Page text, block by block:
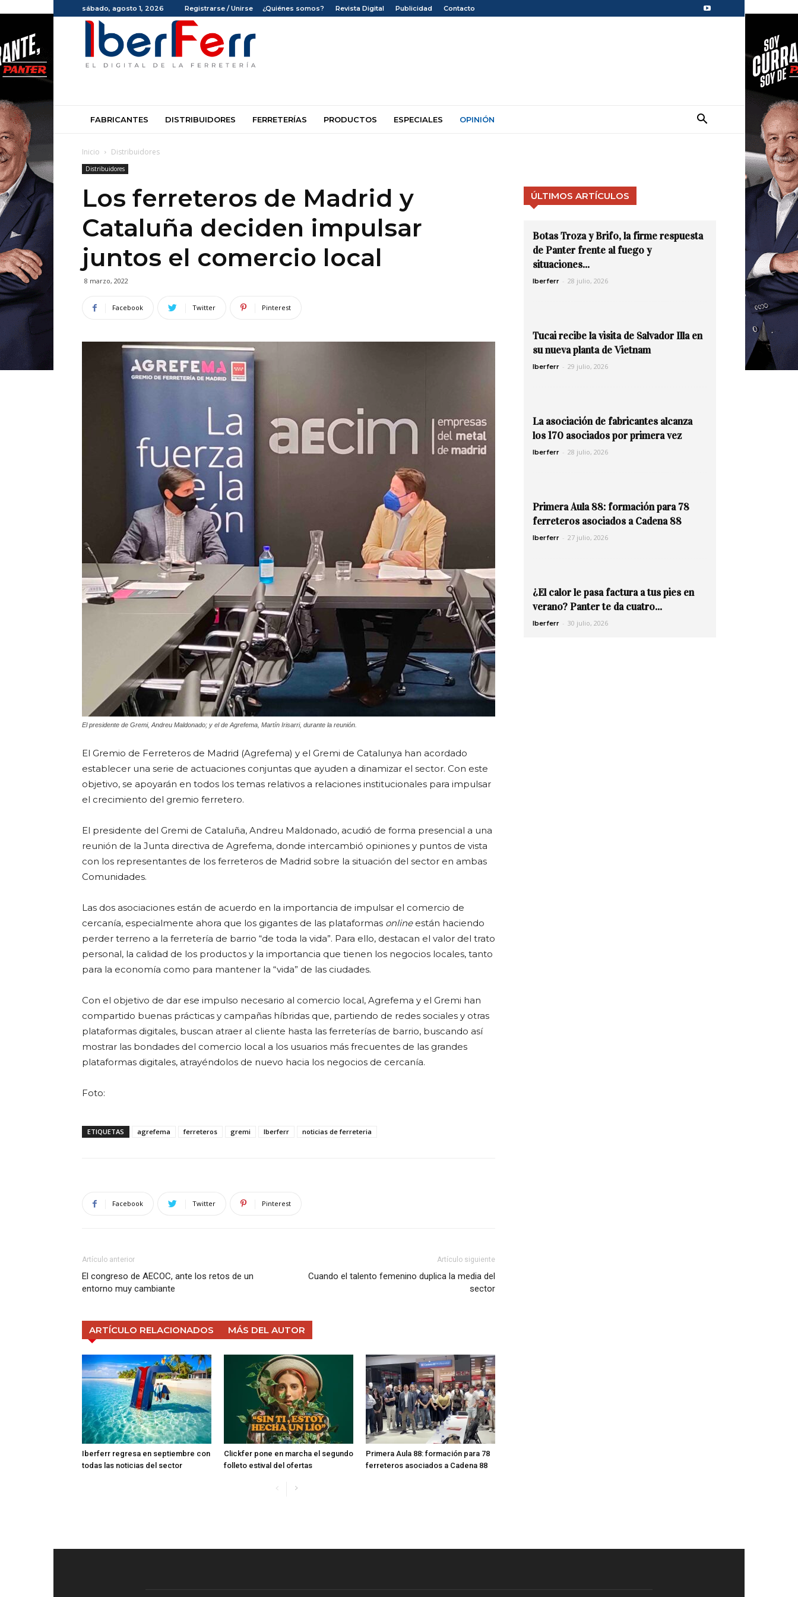
sábado, agosto 1, 2026 Registrarse / Unirse ¿Quiénes somos? Revista Digital Publicidad Contacto
Iberferr
FABRICANTES DISTRIBUIDORES FERRETERÍAS PRODUCTOS ESPECIALES OPINIÓN
Inicio Distribuidores
Distribuidores
Los ferreteros de Madrid y
Cataluña deciden impulsar
juntos el comercio local
8 marzo, 2022
Facebook Twitter Pinterest
El presidente de Gremi, Andreu Maldonado; y el de Agrefema, Martín Irisarri, durante la reunión.
El Gremio de Ferreteros de Madrid (Agrefema) y el Gremi de Catalunya han acordado
establecer una serie de actuaciones conjuntas que ayuden a dinamizar el sector. Con este
objetivo, se apoyarán en todos los temas relativos a relaciones institucionales para impulsar
el crecimiento del gremio ferretero.
El presidente del Gremi de Cataluña, Andreu Maldonado, acudió de forma presencial a una
reunión de la Junta directiva de Agrefema, donde intercambió opiniones y puntos de vista
con los representantes de los ferreteros de Madrid sobre la situación del sector en ambas
Comunidades.
Las dos asociaciones están de acuerdo en la importancia de impulsar el comercio de
cercanía, especialmente ahora que los gigantes de las plataformas onlineestán haciendo
perder terreno a la ferretería de barrio “de toda la vida”. Para ello, destacan el valor del trato
personal, la calidad de los productos y la importancia que tienen los negocios locales, tanto
para la economía como para mantener la “vida” de las ciudades.
Con el objetivo de dar ese impulso necesario al comercio local, Agrefema y el Gremi han
compartido buenas prácticas y campañas híbridas que, partiendo de redes sociales y otras
plataformas digitales, buscan atraer al cliente hasta las ferreterías de barrio, buscando así
mostrar las bondades del comercio local a los usuarios más frecuentes de las grandes
plataformas digitales, atrayéndolos de nuevo hacia los negocios de cercanía.
Foto:
ETIQUETAS agrefema ferreteros gremi Iberferr noticias de ferreteria
Facebook Twitter Pinterest
Artículo anterior
El congreso de AECOC, ante los retos de un
entorno muy cambiante
Artículo siguiente
Cuando el talento femenino duplica la media del
sector
ARTÍCULO RELACIONADOS MÁS DEL AUTOR
Iberferr regresa en septiembre con
todas las noticias del sector
Clickfer pone en marcha el segundo
folleto estival del ofertas
Primera Aula 88: formación para 78
ferreteros asociados a Cadena 88
ÚLTIMOS ARTÍCULOS
Botas Troza y Brifo, la firme respuesta
de Panter frente al fuego y
situaciones...
Iberferr - 28 julio, 2026
Tucai recibe la visita de Salvador Illa en
su nueva planta de Vietnam
Iberferr - 29 julio, 2026
La asociación de fabricantes alcanza
los 170 asociados por primera vez
Iberferr - 28 julio, 2026
Primera Aula 88: formación para 78
ferreteros asociados a Cadena 88
Iberferr - 27 julio, 2026
¿El calor le pasa factura a tus pies en
verano? Panter te da cuatro...
Iberferr - 30 julio, 2026